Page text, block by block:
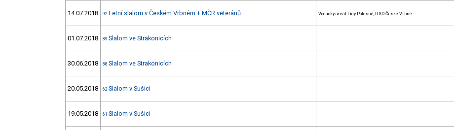
14.07.2018 92 Letní slalom v Českém Vrbném + MČR veteránů Vodácký areál Lídy Polesné, USD České Vrbné
01.07.2018 89 Slalom ve Strakonicích
30.06.2018 88 Slalom ve Strakonicích
20.05.2018 62 Slalom v Sušici
19.05.2018 61 Slalom v Sušici